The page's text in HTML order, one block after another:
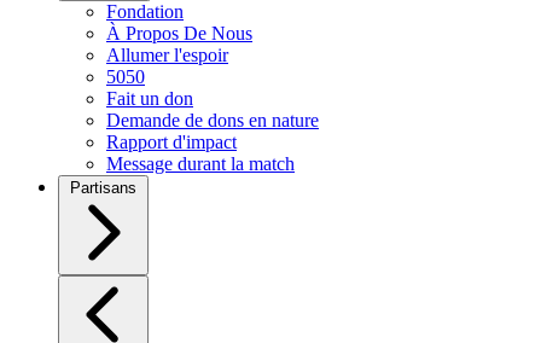
Fondation
À Propos De Nous
Allumer l'espoir
5050
Fait un don
Demande de dons en nature
Rapport d'impact
Message durant la match
Partisans